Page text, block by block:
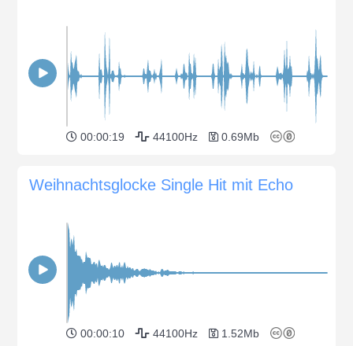
00:00:19 44100Hz 0.69Mb
Weihnachtsglocke Single Hit mit Echo
00:00:10 44100Hz 1.52Mb